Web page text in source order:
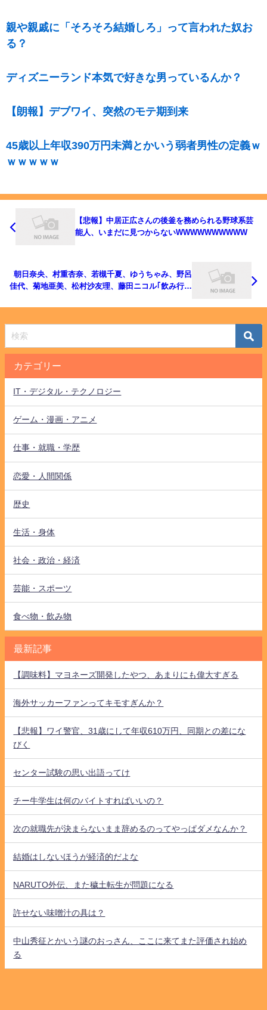
親や親戚に「そろそろ結婚しろ」って言われた奴お
る？
ディズニーランド本気で好きな男っているんか？
【朗報】デブワイ、突然のモテ期到来
45歳以上年収390万円未満とかいう弱者男性の定義ｗ
ｗｗｗｗｗ
【悲報】中居正広さんの後釜を務められる野球系芸
能人、いまだに見つからないWWWWWWWWWW
朝日奈央、村重杏奈、若槻千夏、ゆうちゃみ、野呂
佳代、菊地亜美、松村沙友理、藤田ニコル｢飲み行く
カテゴリー
IT・デジタル・テクノロジー
ゲーム・漫画・アニメ
仕事・就職・学歴
恋愛・人間関係
歴史
生活・身体
社会・政治・経済
芸能・スポーツ
食べ物・飲み物
最新記事
【調味料】マヨネーズ開発したやつ、あまりにも偉大すぎる
海外サッカーファンってキモすぎんか？
【悲報】ワイ警官、31歳にして年収610万円、同期との差にな
びく
センター試験の思い出語ってけ
チー牛学生は何のバイトすればいいの？
次の就職先が決まらないまま辞めるのってやっぱダメなんか？
結婚はしないほうが経済的だよな
NARUTO外伝、また穢土転生が問題になる
許せない味噌汁の具は？
中山秀征とかいう謎のおっさん、ここに来てまた評価され始め
る